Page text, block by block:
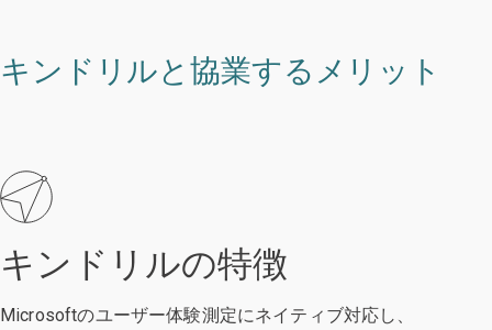
キンドリルと協業するメリット
キンドリルの特徴
Microsoftのユーザー体験測定にネイティブ対応し、